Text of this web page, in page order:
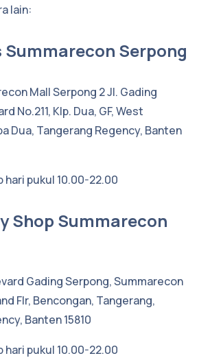
lain:
Summarecon Serpong
Mall Serpong 2 Jl. Gading
No.211, Klp. Dua, GF, West
Dua, Tangerang Regency, Banten
hari pukul 10.00-22.00
Shop Summarecon
Gading Serpong, Summarecon
Flr, Bencongan, Tangerang,
Banten 15810
hari pukul 10.00-22.00